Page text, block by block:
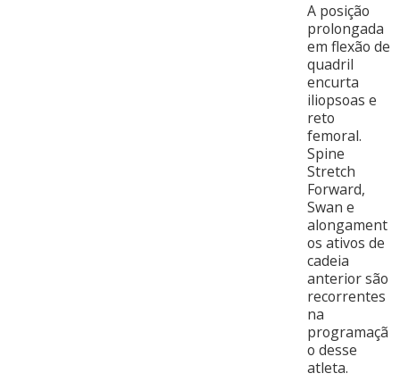
A posição
prolongada
em flexão de
quadril
encurta
iliopsoas e
reto
femoral.
Spine
Stretch
Forward,
Swan e
alongament
os ativos de
cadeia
anterior são
recorrentes
na
programaçã
o desse
atleta.